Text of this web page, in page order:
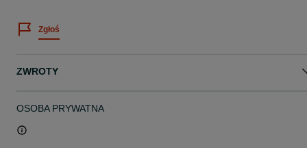
Zgłoś
ZWROTY
OSOBA PRYWATNA